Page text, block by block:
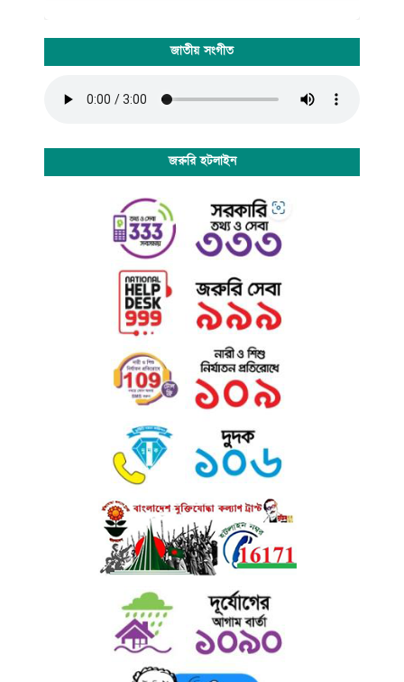
জাতীয় সংগীত
জরুরি হটলাইন